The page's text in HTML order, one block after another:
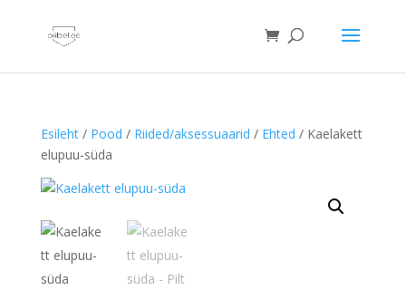
Esileht/ Pood / Riided/aksessuaarid / Ehted / Kaelakett
elupuu-süda